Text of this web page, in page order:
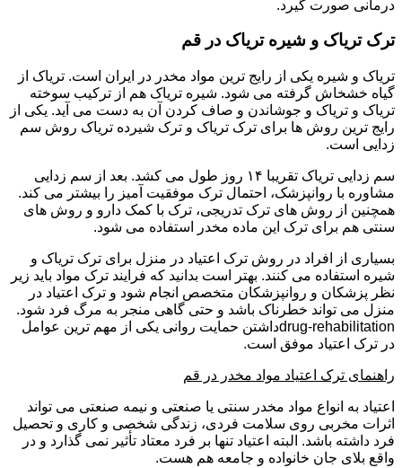
درمانی صورت گیرد.
ترک تریاک و شیره تریاک در قم
تریاک و شیره یکی از رایج ترین مواد مخدر در ایران است. تریاک از
گیاه خشخاش گرفته می شود. شیره تریاک هم از ترکیب سوخته
تریاک و تریاک و جوشاندن و صاف کردن آن به دست می آید. یکی از
رایج ترین روش ها برای ترک تریاک و ترک شیرده تریاک روش سم
زدایی است.
سم زدایی تریاک تقریبا ۱۴ روز طول می کشد. بعد از سم زدایی
مشاوره با روانپزشک، احتمال ترک موفقیت آمیز را بیشتر می کند.
همچنین از روش های ترک تدریجی، ترک با کمک دارو و روش های
سنتی هم برای ترک این ماده مخدر استفاده می شود.
بسیاری از افراد در روش ترک اعتیاد در منزل برای ترک تریاک و
شیره استفاده می کنند. بهتر است بدانید که فرایند ترک مواد باید زیر
نظر پزشکان و روانپزشکان متخصص انجام شود و ترک اعتیاد در
منزل می تواند خطرناک باشد و حتی گاهی منجر به مرگ فرد شود.
drug-rehabilitationداشتن حمایت روانی یکی از مهم ترین عوامل
در ترک اعتیاد موفق است.
راهنمای ترک اعتیاد مواد مخدر در قم
اعتیاد به انواع مواد مخدر سنتی یا صنعتی و نیمه صنعتی می تواند
اثرات مخربی روی سلامت فردی، زندگی شخصی و کاری و تحصیل
فرد داشته باشد. البته اعتیاد تنها بر فرد معتاد تأثیر نمی گذارد و در
واقع بلای جان خانواده و جامعه هم هست.